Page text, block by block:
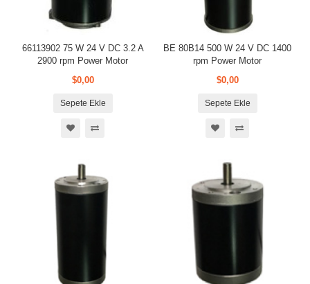
66113902 75 W 24 V DC 3.2 A
2900 rpm Power Motor
$0,00
Sepete Ekle
BE 80B14 500 W 24 V DC 1400
rpm Power Motor
$0,00
Sepete Ekle